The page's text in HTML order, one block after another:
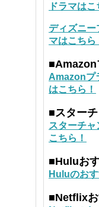
ドラマはこ
ディズニー
マはこちら
■Amazon
Amazonプ
はこちら！
■スター
スターチ
こちら！
■Huluお
Huluのお
■Netflix